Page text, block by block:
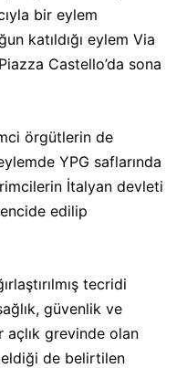
bir eylem
katıldığı eylem Via
Castello’da sona
örgütlerin de
YPG saflarında
İtalyan devleti
edilip
tecridi
güvenlik ve
grevinde olan
de belirtilen